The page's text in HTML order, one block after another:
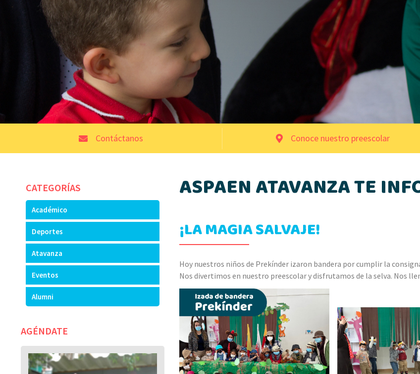
Contáctanos Conoce nuestro preescolar
CATEGORÍAS
Académico
Deportes
Atavanza
Eventos
Alumni
AGÉNDATE
ASPAEN ATAVANZA TE
¡LA MAGIA SALVAJE!
Hoy nuestros niños de Prekínder izaron bandera por cumplir la
Nos divertimos en nuestro preescolar y disfrutamos de la selva. Nos